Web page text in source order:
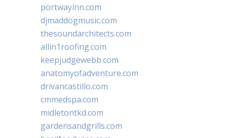
portwayinn.com
djmaddogmusic.com
thesoundarchitects.com
allin1roofing.com
keepjudgewebb.com
anatomyofadventure.com
drivancastillo.com
cmmedspa.com
midletontkd.com
gardensandgrills.com